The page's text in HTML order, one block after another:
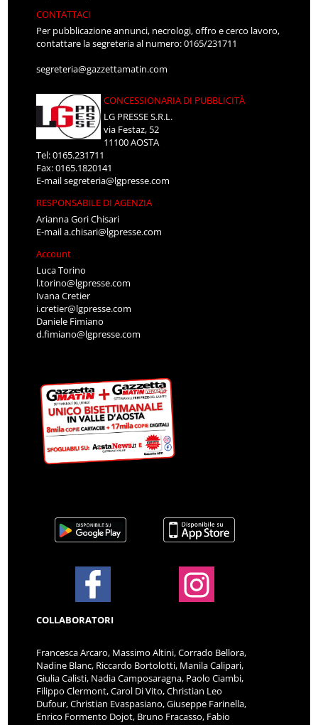
CONTATTACI
Per pubblicazione annunci, necrologi, offro e cerco lavoro,
contattare la segreteria al numero: 0165/231711
segreteria@gazzettamatin.com
CONCESSIONARIA DI PUBBLICITÀ
LG PRESSE S.R.L.
via Festaz, 52
11100 AOSTA
Tel: 0165.231711
Fax: 0165.1820141
E-mailsegreteria@lgpresse.com
RESPONSABILE DI AGENZIA
Arianna Gori Chisari
E-maila.chisari@lgpresse.com
Account
Luca Torino
l.torino@lgpresse.com
Ivana Cretier
i.cretier@lgpresse.com
Daniele Fimiano
d.fimiano@lgpresse.com
COLLABORATORI
Francesca Arcaro, Massimo Altini, Corrado Bellora,
Nadine Blanc, Riccardo Bortolotti, Manila Calipari,
Giulia Calisti, Nadia Camposaragna, Paolo Ciambi,
Filippo Clermont, Carol Di Vito, Christian Leo
Dufour, Christian Evaspasiano, Giuseppe Farinella,
Enrico Formento Dojot, Bruno Fracasso, Fabio